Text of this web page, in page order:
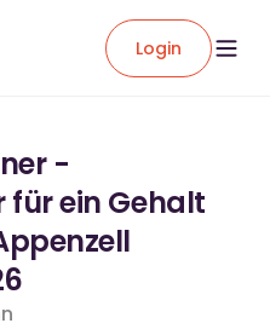
Login
-
für ein Gehalt